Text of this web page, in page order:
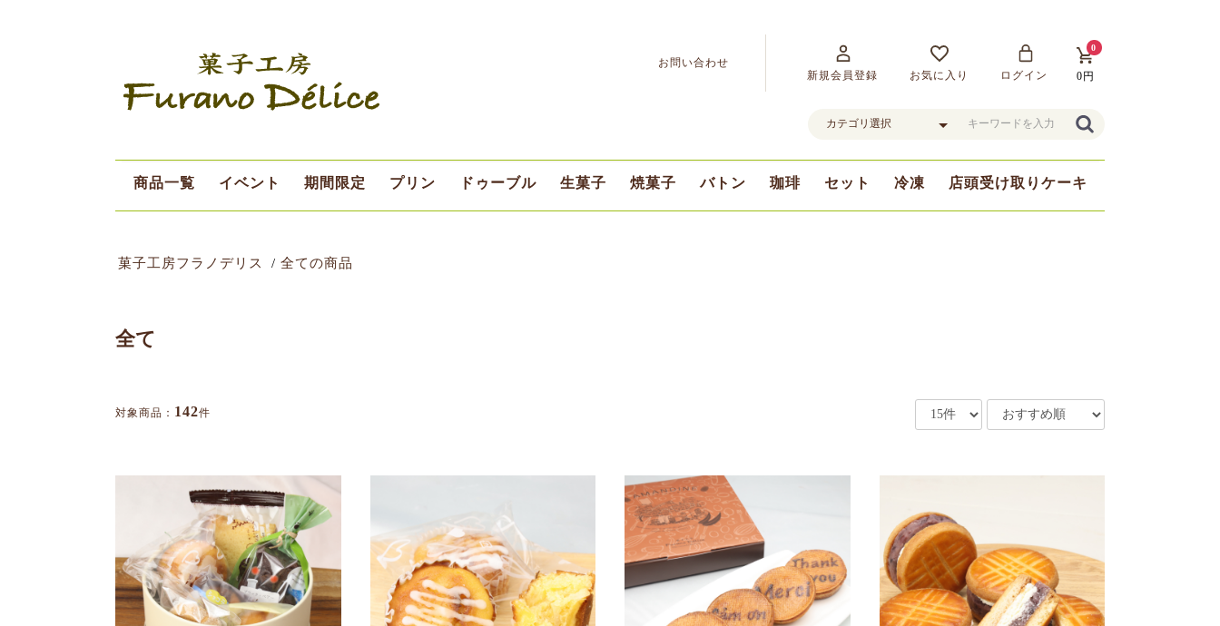
お問い合わせ
新規会員登録
お気に入り ログイン
0
0円
商品一覧 イベント 期間限定 プリン ドゥーブル 生菓子 焼菓子 バトン 珈琲 セット 冷凍 店頭受け取りケーキ
菓子工房フラノデリス 全ての商品
全て
対象商品： 142件